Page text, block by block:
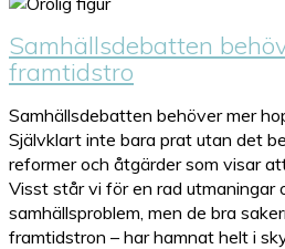
Samhällsdebatten
framtidstro
Samhällsdebatten behöver mer
Självklart inte bara prat utan det
reformer och åtgärder som visar
Visst står vi för en rad utmaningar
samhällsproblem, men de bra
framtidstron – har hamnat helt i